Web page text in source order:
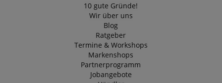
10 gute Gründe!
Wir über uns
Blog
Ratgeber
Termine & Workshops
Markenshops
Partnerprogramm
Jobangebote